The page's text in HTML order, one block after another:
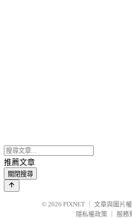
推薦文章
關閉搜尋
© 2026 PIXNET
文章與圖片
隱私權政策
服務